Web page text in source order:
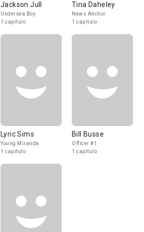
Jackson Jull
Undersea Boy
1 capítulo
Tina Daheley
News Anchor
1 capítulo
Lyric Sims
Young Miranda
1 capítulo
Bill Busse
Officer #1
1 capítulo